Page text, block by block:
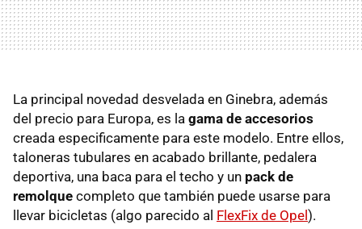
La principal novedad desvelada en Ginebra, además
del precio para Europa, es la gama de accesorios
creada especificamente para este modelo. Entre ellos,
taloneras tubulares en acabado brillante, pedalera
deportiva, una baca para el techo y un pack de
remolque completo que también puede usarse para
llevar bicicletas (algo parecido al FlexFix de Opel).